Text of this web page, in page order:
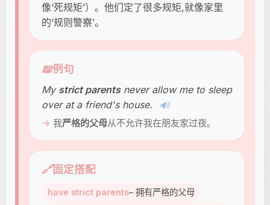
像‘死规矩’）。他们定了很多规矩,就像家里
的‘规则警察’。
📖例句
My strict parentsnever allow me to sleep
over at a friend's house.
🔊
我严格的父母从不允许我在朋友家过夜。
🔗固定搭配
have strict parents– 拥有严格的父母